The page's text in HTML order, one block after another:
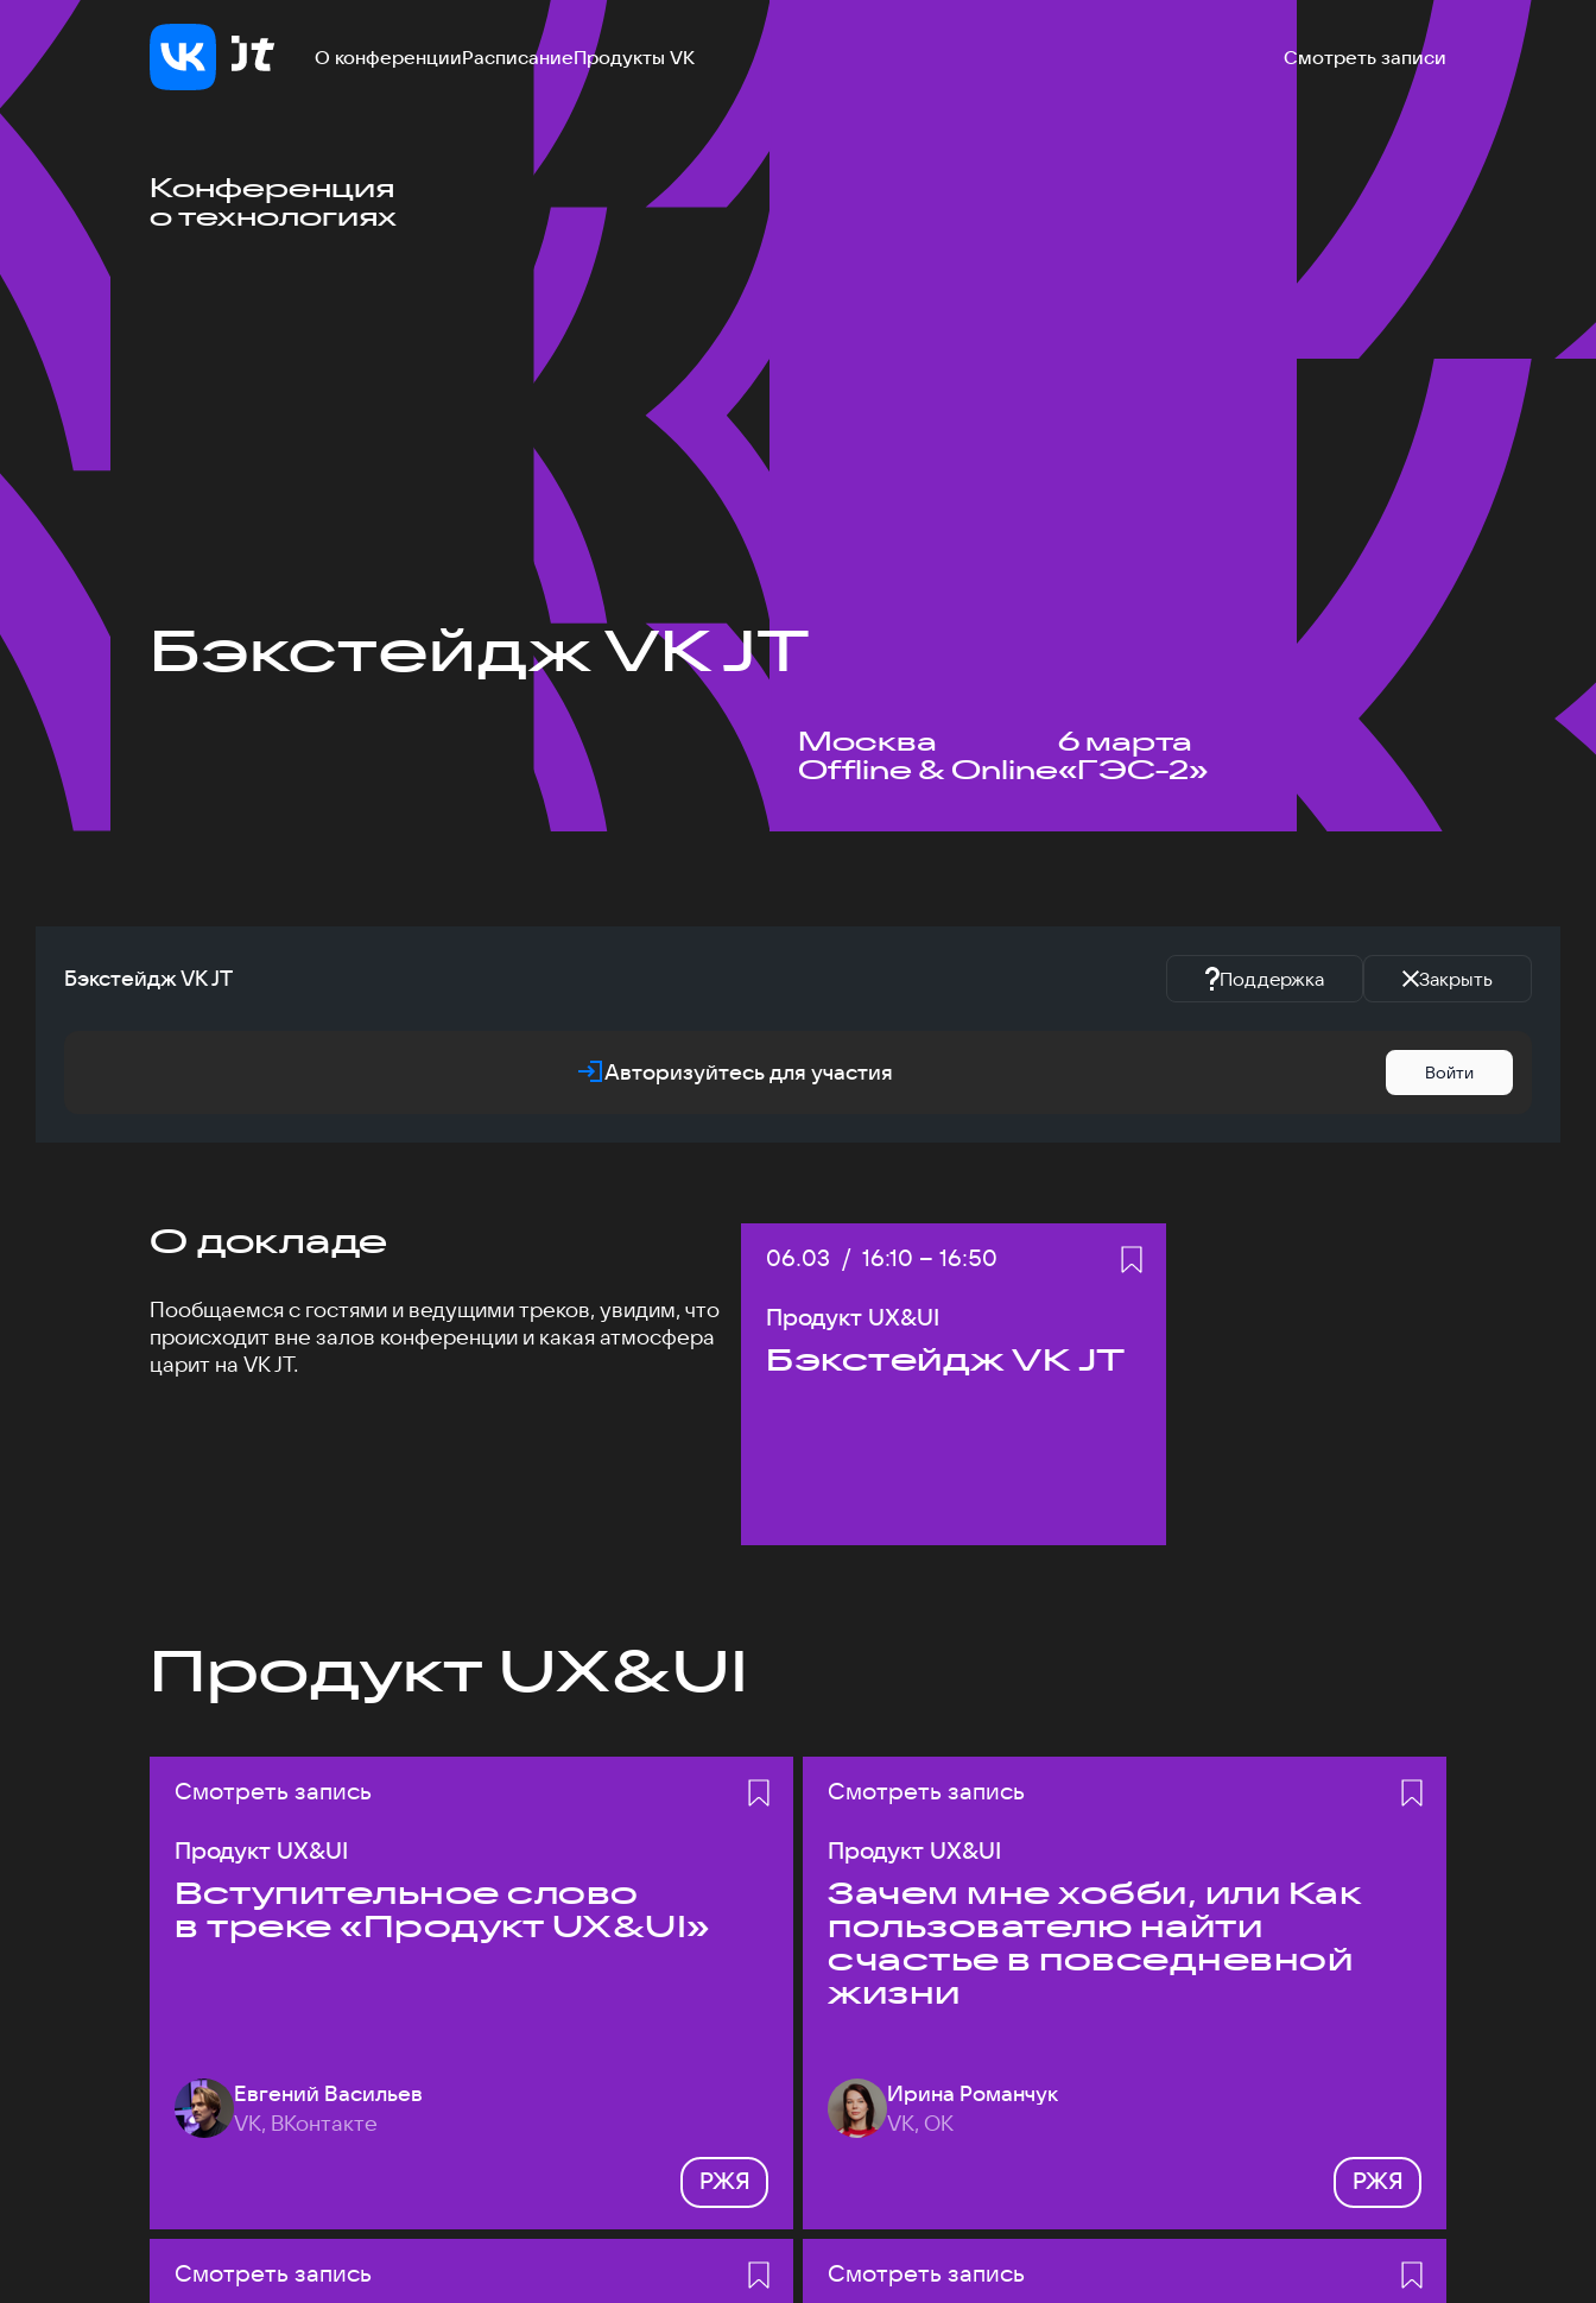
О конференцииРасписаниеПродукты VK Смотреть записи
Конференция
о технологиях
Бэкстейдж VK JT
Москва
Offline & Online
6 марта
«ГЭС-2»
Бэкстейдж VK JT Поддержка Закрыть
Авторизуйтесь для участия Войти
О докладе
Пообщаемся с гостями и ведущими треков, увидим, что
происходит вне залов конференции и какая атмосфера
царит на VK JT.
Дата:
06.03 / Начало:
16:10 – Конец:
16:50
Продукт UX&UI
Бэкстейдж VK JT
Продукт UX&UI
Смотреть запись
Продукт UX&UI
Вступительное слово
в треке «Продукт UX&UI»
Евгений Васильев
VK, ВКонтакте
РЖЯ
Смотреть запись
Продукт UX&UI
Зачем мне хобби, или Как
пользователю найти
счастье в повседневной
жизни
Ирина Романчук
VK, ОК
РЖЯ
Смотреть запись
Смотреть запись